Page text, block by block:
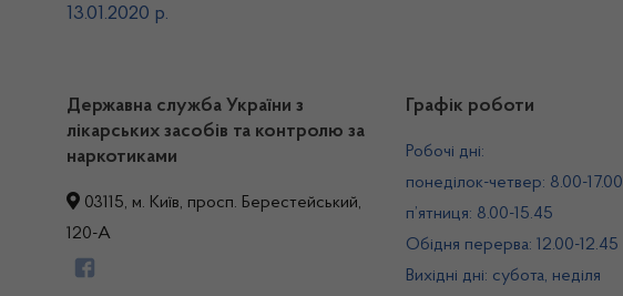
13.01.2020 р.
Державна служба України з
лікарських засобів та контролю за
наркотиками
03115, м. Київ, просп. Берестейський,
120-А
Графік роботи
Робочі дні:
понеділок-четвер: 8.00-17.00
п’ятниця: 8.00-15.45
Обідня перерва: 12.00-12.45
Вихідні дні: субота, неділя